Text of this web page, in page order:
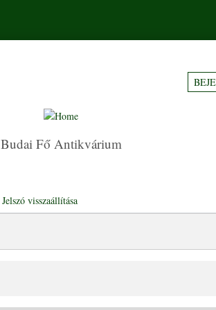
Budai Fő Antikvárium
Jelszó visszaállítása